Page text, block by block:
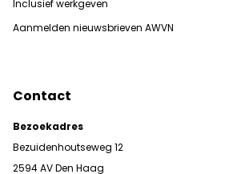
Inclusief werkgeven
Aanmelden nieuwsbrieven AWVN
Contact
Bezoekadres
Bezuidenhoutseweg 12
2594 AV Den Haag